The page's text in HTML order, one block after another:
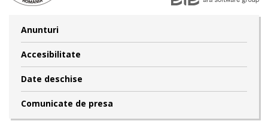
Anunturi
Accesibilitate
Date deschise
Comunicate de presa